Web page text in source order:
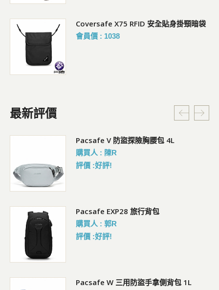
Coversafe X75 RFID 安全貼身掛頸暗袋
會員價 : 1038
最新評價
Pacsafe V 防盜探險胸腰包 4L
購買人 : 陳R
評價 :好評!
Pacsafe EXP28 旅行背包
購買人 : 郭R
評價 :好評!
Pacsafe W 三用防盜手拿側背包 1L